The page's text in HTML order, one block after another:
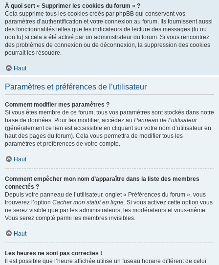
À quoi sert « Supprimer les cookies du forum » ?
Cela supprime tous les cookies créés par phpBB qui conservent vos
paramètres d’authentification et votre connexion au forum. Ils fournissent aussi
des fonctionnalités telles que les indicateurs de lecture des messages (lu ou
non lu) si cela a été activé par un administrateur du forum. Si vous rencontrez
des problèmes de connexion ou de déconnexion, la suppression des cookies
pourrait les résoudre.
Haut
Paramètres et préférences de l’utilisateur
Comment modifier mes paramètres ?
Si vous êtes membre de ce forum, tous vos paramètres sont stockés dans notre
base de données. Pour les modifier, accédez au Panneau de l’utilisateur
(généralement ce lien est accessible en cliquant sur votre nom d’utilisateur en
haut des pages du forum). Cela vous permettra de modifier tous les
paramètres et préférences de votre compte.
Haut
Comment empêcher mon nom d’apparaître dans la liste des membres
connectés ?
Depuis votre panneau de l’utilisateur, onglet « Préférences du forum », vous
trouverez l’option Cacher mon statut en ligne. Si vous activez cette option vous
ne serez visible que par les administrateurs, les modérateurs et vous-même.
Vous serez compté parmi les membres invisibles.
Haut
Les heures ne sont pas correctes !
Il est possible que l’heure affichée utilise un fuseau horaire différent de celui